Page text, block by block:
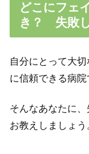
どこにフェ
き？ 失敗
自分にとって大
に信頼できる病院
そんなあなたに
お教えしましょう